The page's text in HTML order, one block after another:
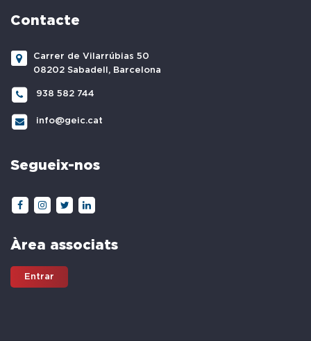
Contacte
Carrer de Vilarrúbias 50
08202 Sabadell, Barcelona
938 582 744
info@geic.cat
Segueix-nos
Àrea associats
Entrar